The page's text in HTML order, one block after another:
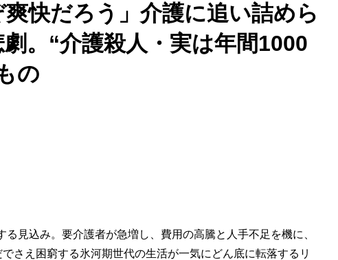
爽快だろう」介護に追い詰めら
。“介護殺人・実は年間1000
の
る見込み。要介護者が急増し、費用の高騰と人手不足を機に、
さえ困窮する氷河期世代の生活が一気にどん底に転落するリ